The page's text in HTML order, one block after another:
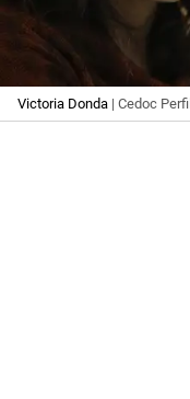
Victoria Donda | Cedoc Perfil